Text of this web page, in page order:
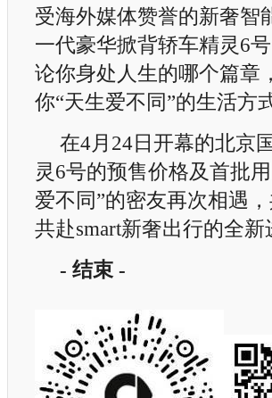
受海外媒体赞誉的新奢智
一代豪华掀背轿车精灵6
论你身处人生的哪个篇章
你“天生爱不同”的生活方
在4月24日开幕的北京
灵6号的预售价格及首批
爱不同”的密友再次相遇
共赴smart新奢出行的全新
- 结束 -